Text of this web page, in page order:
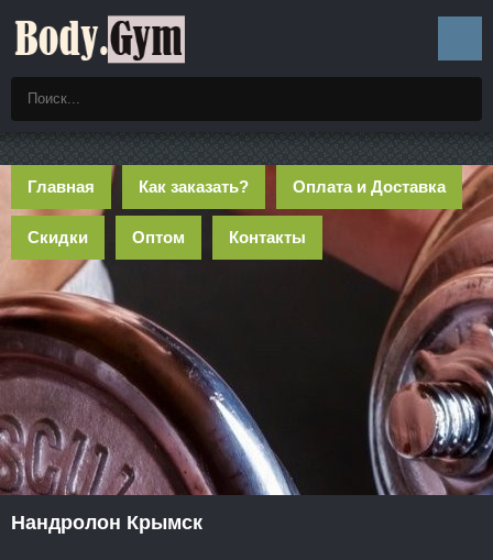
Главная Как заказать? Оплата и Доставка
Скидки Оптом Контакты
Нандролон Крымск